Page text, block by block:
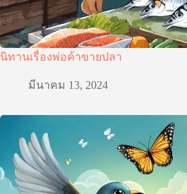
นิทานเรื่องพ่อค้าขายปลา
มีนาคม 13, 2024